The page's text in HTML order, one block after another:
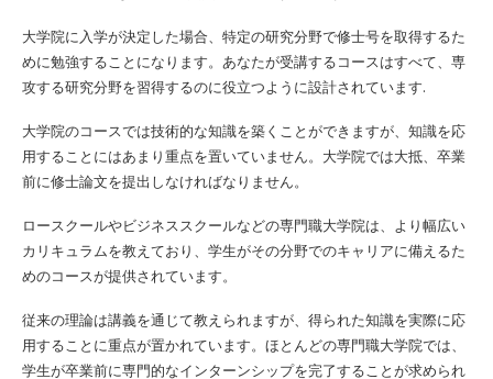
大学院に入学が決定した場合、特定の研究分野で修士号を取得するた
めに勉強することになります。あなたが受講するコースはすべて、専
攻する研究分野を習得するのに役立つように設計されています.
大学院のコースでは技術的な知識を築くことができますが、知識を応
用することにはあまり重点を置いていません。大学院では大抵、卒業
前に修士論文を提出しなければなりません。
ロースクールやビジネススクールなどの専門職大学院は、より幅広い
カリキュラムを教えており、学生がその分野でのキャリアに備えるた
めのコースが提供されています。
従来の理論は講義を通じて教えられますが、得られた知識を実際に応
用することに重点が置かれています。ほとんどの専門職大学院では、
学生が卒業前に専門的なインターンシップを完了することが求められ